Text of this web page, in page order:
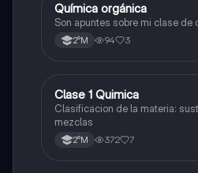
Química
Química orgánica
Son apuntes sobre mi clase de
2°M 94 3
Química
Clase 1 Quimica
Clasificacion de la materia:
mezclas
2°M 372 7